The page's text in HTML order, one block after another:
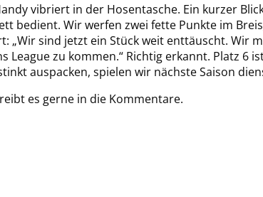
vibriert in der Hosentasche. Ein kurzer
bedient. Wir werfen zwei fette Punkte im
„Wir sind jetzt ein Stück weit enttäuscht. Wir
League zu kommen.“ Richtig erkannt. Platz 6
auspacken, spielen wir nächste Saison
es gerne in die Kommentare.